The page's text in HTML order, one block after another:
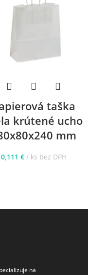
taška
krútené ucho
mm
0,111 € ks bez DPH
na